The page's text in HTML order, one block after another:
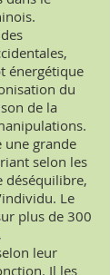
énergétique
du
de la
une grande
selon les
déséquilibre,
Le
plus de 300
leur
Il les